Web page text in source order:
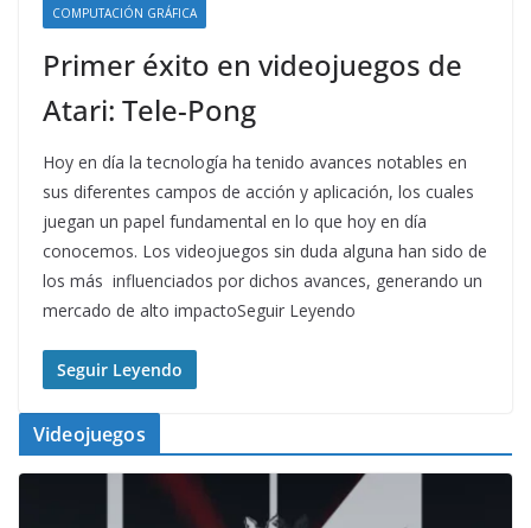
COMPUTACIÓN GRÁFICA
Primer éxito en videojuegos de
Atari: Tele-Pong
Hoy en día la tecnología ha tenido avances notables en
sus diferentes campos de acción y aplicación, los cuales
juegan un papel fundamental en lo que hoy en día
conocemos. Los videojuegos sin duda alguna han sido de
los más influenciados por dichos avances, generando un
mercado de alto impactoSeguir Leyendo
Seguir Leyendo
Videojuegos